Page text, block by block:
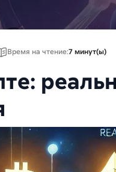
Время на чтение:7 минут(ы)